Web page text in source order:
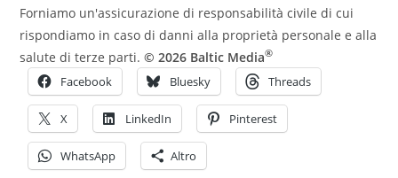
Forniamo un'assicurazione di responsabilità civile di cui
rispondiamo in caso di danni alla proprietà personale e alla
salute di terze parti.© 2026 Baltic Media®
Facebook Bluesky Threads
X LinkedIn Pinterest
WhatsApp Altro